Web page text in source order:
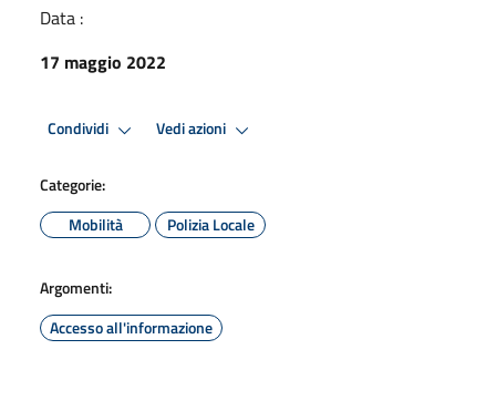
Data :
17 maggio 2022
Condividi Vedi azioni
Categorie:
Mobilità
Polizia Locale
Argomenti:
Accesso all'informazione